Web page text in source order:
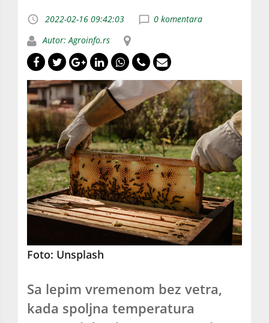
2022-02-16 09:42:03
0 komentara
Autor: Agroinfo.rs
Foto: Unsplash
Sa lepim vremenom bez vetra,
kada spoljna temperatura